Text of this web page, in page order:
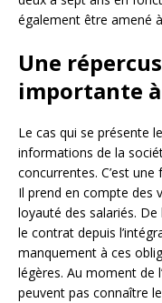
également être amené
Une
importante
Le cas qui se présente
informations de la
concurrentes. C’est
Il prend en compte des
loyauté des salariés.
le contrat depuis
manquement à ces
légères. Au moment de
peuvent pas connaître